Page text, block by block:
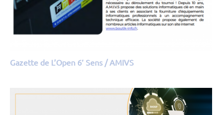
Gazette de L’Open 6′ Sens / AMIVS